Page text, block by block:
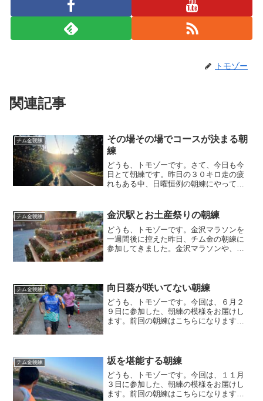
トモゾー
関連記事
チム金朝練
その場その場でコースが決まる朝
練
どうも、トモゾーです。さて、今日も今
日とて朝練です。昨日の３０キロ走の疲
れもある中、日曜恒例の朝練にやってま
ったため、どのコースに向かうかなかな
か決まりません。「平らが...
チム金朝練 金沢駅とお土産祭りの朝練
どうも、トモゾーです。金沢マラソンを
一週間後に控えた昨日、チム金の朝練に
参加してきました。金沢マラソンや、そ
撮影するということで、行...
チム金朝練 向日葵が咲いてない朝練
どうも、トモゾーです。今回は、６月２
９日に参加した、朝練の模様をお届けし
ます。前回の朝練はこちらになります。
ると、よく行く平栗コース...
チム金朝練 坂を堪能する朝練
どうも、トモゾーです。今回は、１１月
３日に参加した、朝練の模様をお届けし
ます。前回の朝練はこちらになります。